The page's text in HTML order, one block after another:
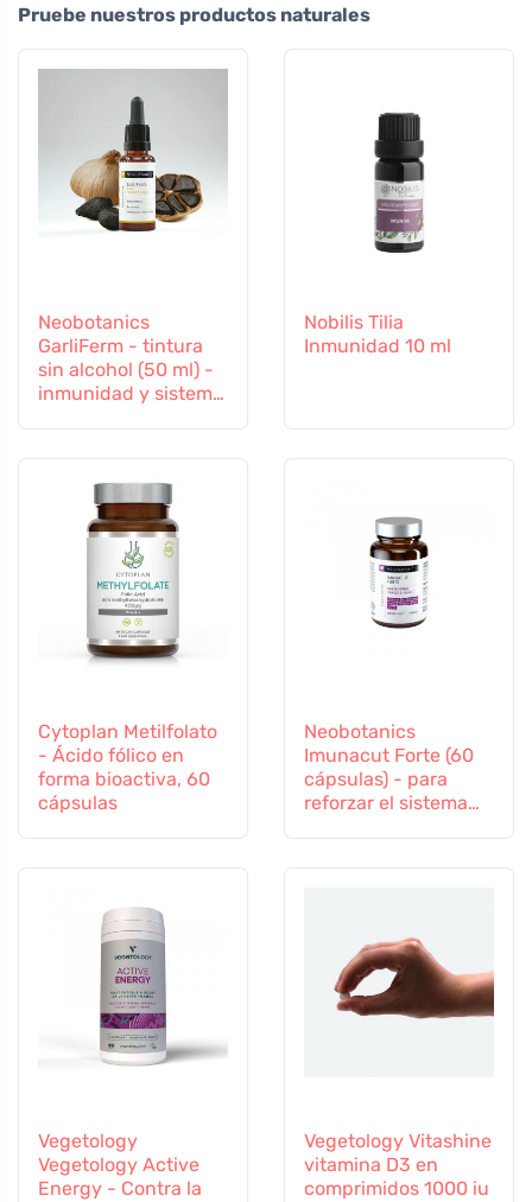
Pruebe nuestros productos naturales
Neobotanics
GarliFerm - tintura
sin alcohol (50 ml) -
inmunidad y sistema
Nobilis Tilia
Inmunidad 10 ml
Cytoplan Metilfolato
- Ácido fólico en
forma bioactiva, 60
cápsulas
Neobotanics
Imunacut Forte (60
cápsulas) - para
reforzar el sistema
Vegetology
Vegetology Active
Energy - Contra la
Vegetology Vitashine
vitamina D3 en
comprimidos 1000 iu